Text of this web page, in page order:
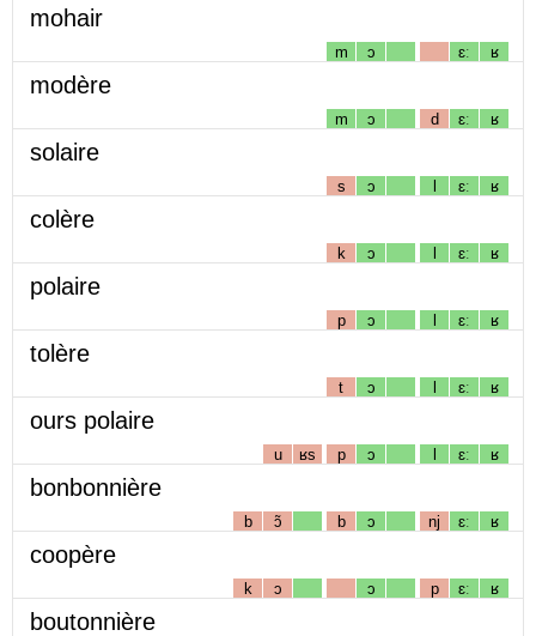
mohair
m ɔ ɛː ʁ
modère
m ɔ d ɛː ʁ
solaire
s ɔ l ɛː ʁ
colère
k ɔ l ɛː ʁ
polaire
p ɔ l ɛː ʁ
tolère
t ɔ l ɛː ʁ
ours polaire
u ʁs p ɔ l ɛː ʁ
bonbonnière
b ɔ̃ b ɔ nj ɛː ʁ
coopère
k ɔ ɔ p ɛː ʁ
boutonnière